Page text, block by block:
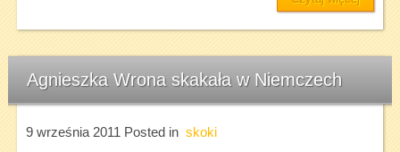
Agnieszka Wrona skakała w Niemczech
9 września 2011 Posted in skoki